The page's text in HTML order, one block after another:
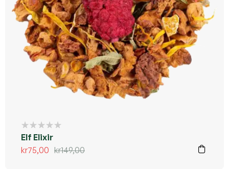
Elf Elixir
kr149,00
kr75,00